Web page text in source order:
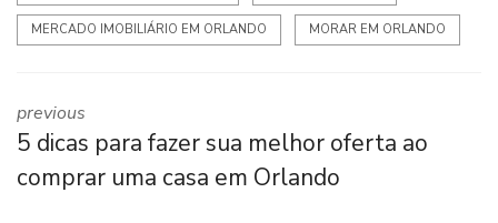
MERCADO IMOBILIÁRIO EM ORLANDO MORAR EM ORLANDO
previous
5 dicas para fazer sua melhor oferta ao
comprar uma casa em Orlando